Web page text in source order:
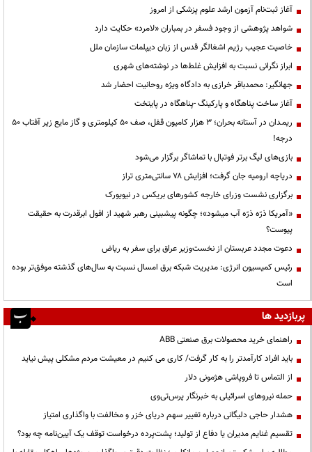
آغاز ثبت‌نام آزمون ارشد علوم پزشکی از امروز
شواهد پژوهشی از وجود فسفر در بمباران «لامرد» حکایت دارد
خاصیت عجیب رژیم اشغالگر قدس از زبان دیپلمات سازمان ملل
ابراز نگرانی نسبت به افزایش غلط‌ها در نوشته‌های شهری
جهانگیر: محمدباقر خرازی به دادگاه ویژه روحانیت احضار شد
آغاز ساخت پناهگاه و پارکینگ -پناهگاه در پایتخت
ریمـدان در آستانه بحران؛ ۳ هزار کامیون قفل، صف ۵۰ کیلومتری و گاز مایع زیر آفتاب ۵۰
درجه!
بازی‌های لیگ برتر فوتبال با تماشاگر برگزار می‌شود
دریاچه ارومیه جان گرفت؛ افزایش ۷۸ سانتی‌متری تراز
برگزاری نشست وزرای خارجه کشورهای بریکس در نیویورک
«آمریکا ذرّه ذرّه آب میشود»؛ چگونه پیشبینی رهبر شهید از افول ابرقدرت به حقیقت
پیوست؟
دعوت مجدد عربستان از نخست‌وزیر عراق برای سفر به ریاض
رئیس کمیسیون انرژی: مدیریت شبکه برق امسال نسبت به سال‌های گذشته موفق‌تر بوده
است
پربازدید ها
راهنمای خرید محصولات برق صنعتی ABB
باید افراد کارآمدتر را به کار گرفت/ کاری می کنیم در معیشت مردم مشکلی پیش نیاید
از التماس تا فروپاشی هژمونی دلار
حمله نیروهای اسرائیلی به خبرنگار پرس‌تی‌وی
هشدار حاجی دلیگانی درباره تغییر سهم دریای خزر و مخالفت با واگذاری امتیاز
تقسیم غنایم مدیران یا دفاع از تولید؛ پشت‌پرده درخواست توقف یک آیین‌نامه چه بود؟